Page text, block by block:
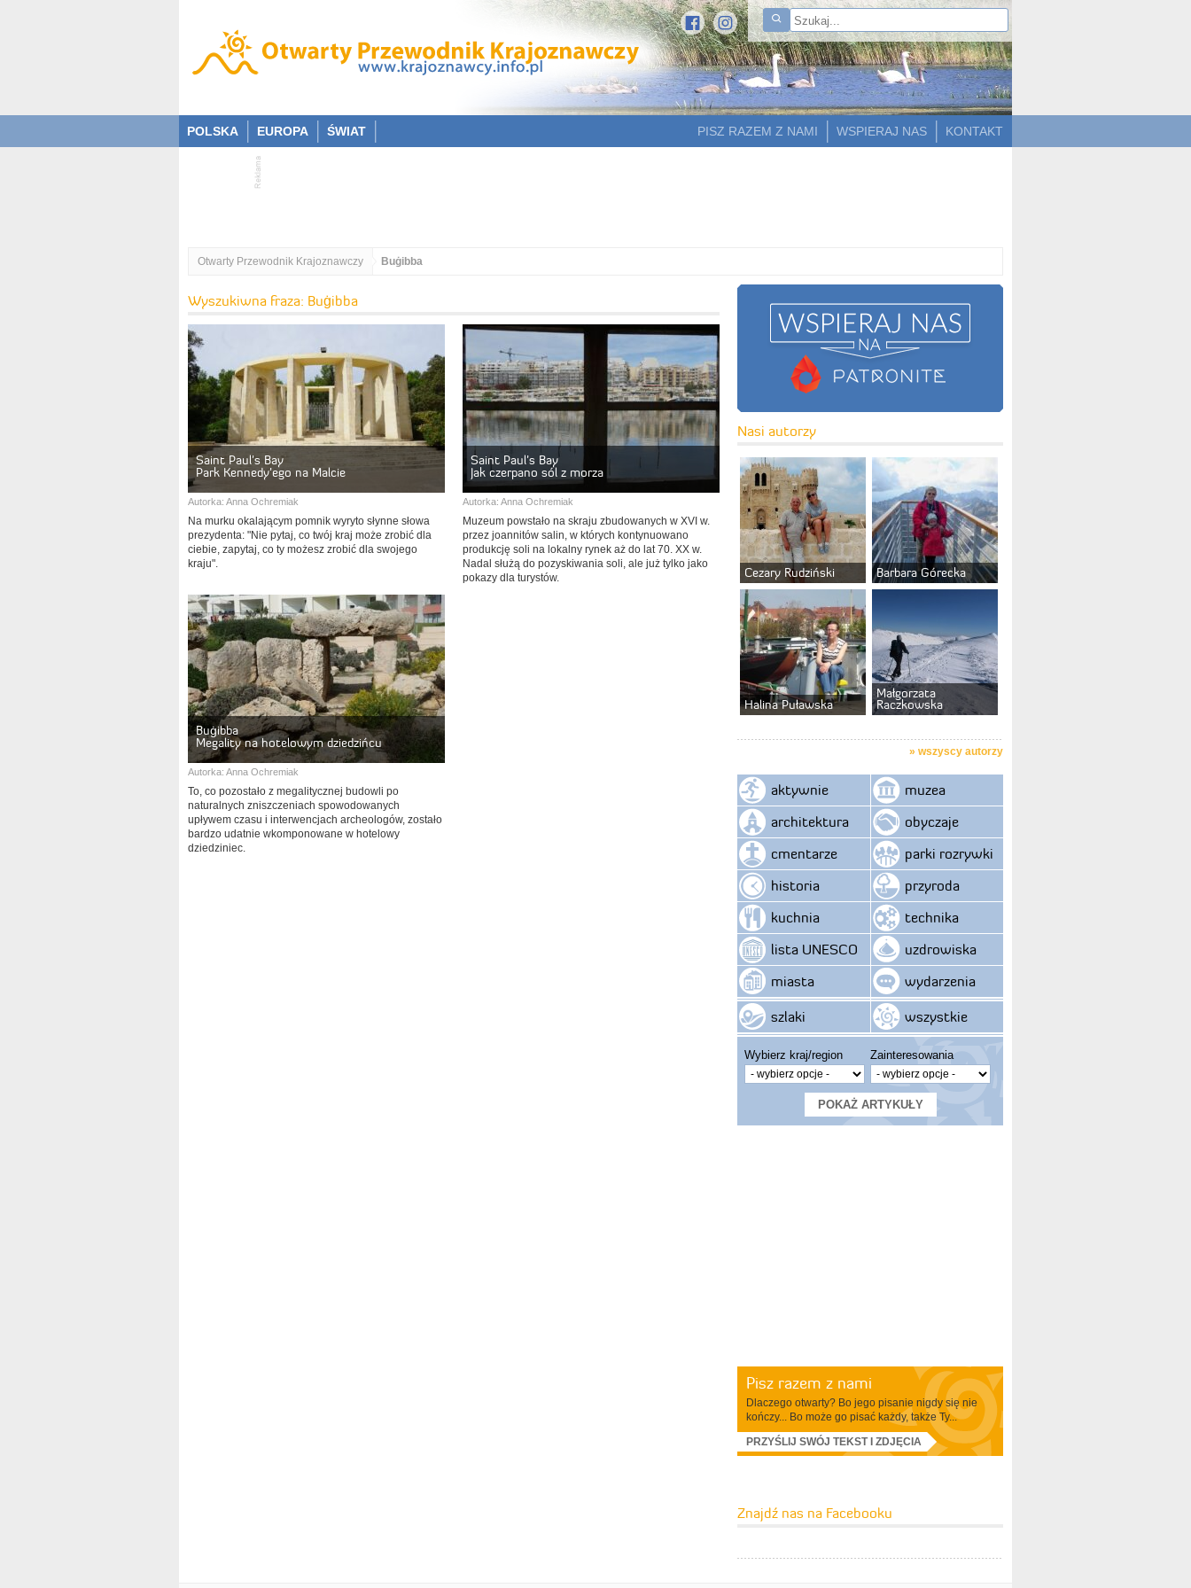
POLSKA EUROPA ŚWIAT KONTAKT
WSPIERAJ NAS
PISZ RAZEM Z NAMI
Otwarty Przewodnik Krajoznawczy Buġibba
Wyszukiwna fraza: Buġibba
Saint Paul’s Bay
Park Kennedy’ego na Malcie
Autorka: Anna Ochremiak
Na murku okalającym pomnik wyryto słynne słowa
prezydenta: "Nie pytaj, co twój kraj może zrobić dla
ciebie, zapytaj, co ty możesz zrobić dla swojego
kraju".
Saint Paul’s Bay
Jak czerpano sól z morza
Autorka: Anna Ochremiak
Muzeum powstało na skraju zbudowanych w XVI w.
przez joannitów salin, w których kontynuowano
produkcję soli na lokalny rynek aż do lat 70. XX w.
Nadal służą do pozyskiwania soli, ale już tylko jako
pokazy dla turystów.
Buġibba
Megality na hotelowym dziedzińcu
Autorka: Anna Ochremiak
To, co pozostało z megalitycznej budowli po
naturalnych zniszczeniach spowodowanych
upływem czasu i interwencjach archeologów, zostało
bardzo udatnie wkomponowane w hotelowy
dziedziniec.
Nasi autorzy
Cezary Rudziński Barbara Górecka
Halina Puławska
Małgorzata
Raczkowska
» wszyscy autorzy
aktywnie
architektura
cmentarze
historia
kuchnia
lista UNESCO
miasta
szlaki
muzea
obyczaje
parki rozrywki
przyroda
technika
uzdrowiska
wydarzenia
wszystkie
Wybierz kraj/region Zainteresowania
Pisz razem z nami
Dlaczego otwarty? Bo jego pisanie nigdy się nie
kończy... Bo może go pisać każdy, także Ty...
PRZYŚLIJ SWÓJ TEKST I ZDJĘCIA
Znajdź nas na Facebooku